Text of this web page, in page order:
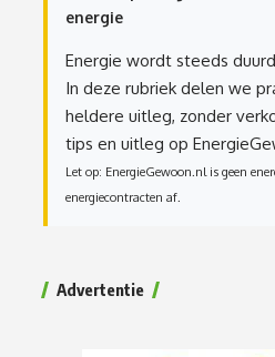
energie
Energie wordt steeds
In deze rubriek delen we
heldere uitleg, zonder
tips en uitleg op
Let op: EnergieGewoon.nl is geen
energiecontracten af.
Advertentie